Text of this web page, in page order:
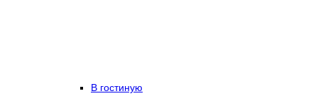
В гостиную